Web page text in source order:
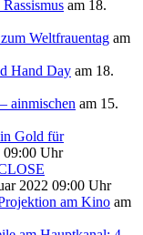
am 18.
Weltfrauentag am
Hand Day am 18.
ainmischen am 15.
Gold für
09:00 Uhr
2022 09:00 Uhr
am Kino am